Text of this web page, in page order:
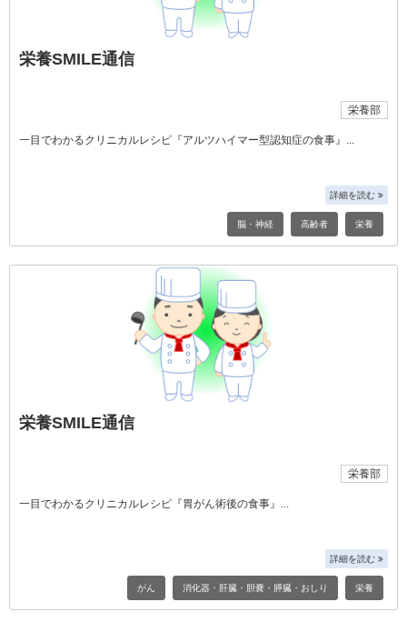
栄養SMILE通信
栄養部
一目でわかるクリニカルレシピ『アルツハイマー型認知症の食事』
詳細を読む
脳・神経 高齢者 栄養
栄養SMILE通信
栄養部
一目でわかるクリニカルレシピ『胃がん術後の食事』
詳細を読む
がん 消化器・肝臓・胆嚢・膵臓・おしり 栄養